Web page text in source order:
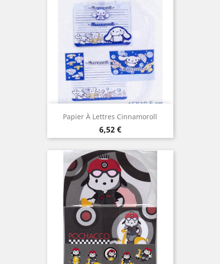
Papier À Lettres Cinnamoroll
Prix
6,52 €